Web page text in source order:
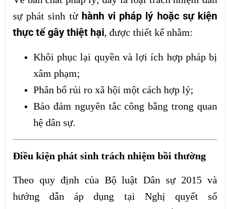
sự phát sinh từ hành vi pháp lý hoặc sự kiện
thực tế gây thiệt hại, được thiết kế nhằm:
Khôi phục lại quyền và lợi ích hợp pháp bị
xâm phạm;
Phân bổ rủi ro xã hội một cách hợp lý;
Bảo đảm nguyên tắc công bằng trong quan
hệ dân sự.
Điều kiện phát sinh trách nhiệm bồi thường
Theo quy định của Bộ luật Dân sự 2015 và
hướng dẫn áp dụng tại Nghị quyết số